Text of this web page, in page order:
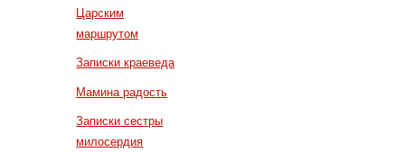
Царским
маршрутом
Записки краеведа
Мамина радость
Записки сестры
милосердия